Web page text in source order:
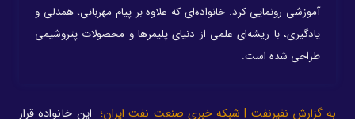
آموزشی رونمایی کرد. خانواده‌ای که علاوه بر پیام مهربانی، همدلی و
یادگیری، با ریشه‌ای علمی از دنیای پلیمرها و محصولات پتروشیمی
طراحی شده است.
به گزارش نفیرنفت | شبکه خبری صنعت نفت ایران؛ این خانواده قرار